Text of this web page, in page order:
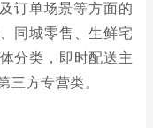
订单场景等方面的
同城零售、生鲜宅
分类，即时配送主
三方专营类。